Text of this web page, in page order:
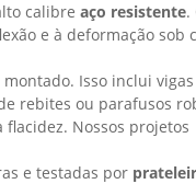
calibre aço resistente.
e à deformação sob
Isso inclui vigas
rebites ou parafusos
Nossos projetos
e testadas por